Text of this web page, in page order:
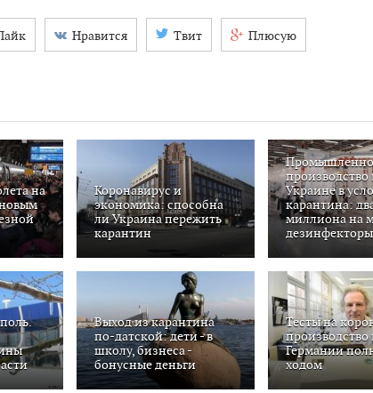
Нравится Твит Плюсую
на
Коронавирус и
экономика: способна
ли Украина пережить
карантин
производство
Украине в
карантина:
миллиона на
дезинфекторы
Выход из карантина
по-датской: дети - в
школу, бизнеса -
бонусные деньги
Тесты на
производство
Германии
ходом